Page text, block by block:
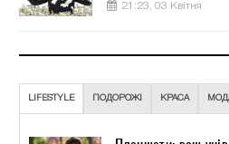
21:23, 03 Квітня
LIFESTYLE ПОДОРОЖІ КРАСА